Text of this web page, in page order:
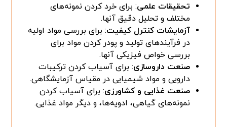
تحقیقات علمی: برای خرد کردن نمونه‌های
مختلف و تحلیل دقیق آنها.
آزمایشات کنترل کیفیت: برای بررسی مواد اولیه
در فرآیندهای تولید و پودر کردن مواد برای
بررسی خواص فیزیکی آنها.
صنعت داروسازی: برای آسیاب کردن ترکیبات
دارویی و مواد شیمیایی در مقیاس آزمایشگاهی.
صنعت غذایی و کشاورزی: برای آسیاب کردن
نمونه‌های گیاهی، ادویه‌ها، و دیگر مواد غذایی.